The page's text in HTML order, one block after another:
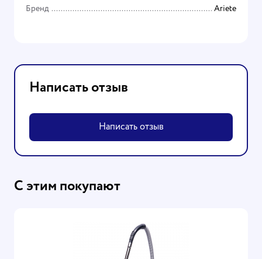
Бренд Ariete
Написать отзыв
Написать отзыв
С этим покупают